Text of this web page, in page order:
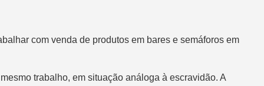
com venda de produtos em bares e semáforos em
trabalho, em situação análoga à escravidão. A